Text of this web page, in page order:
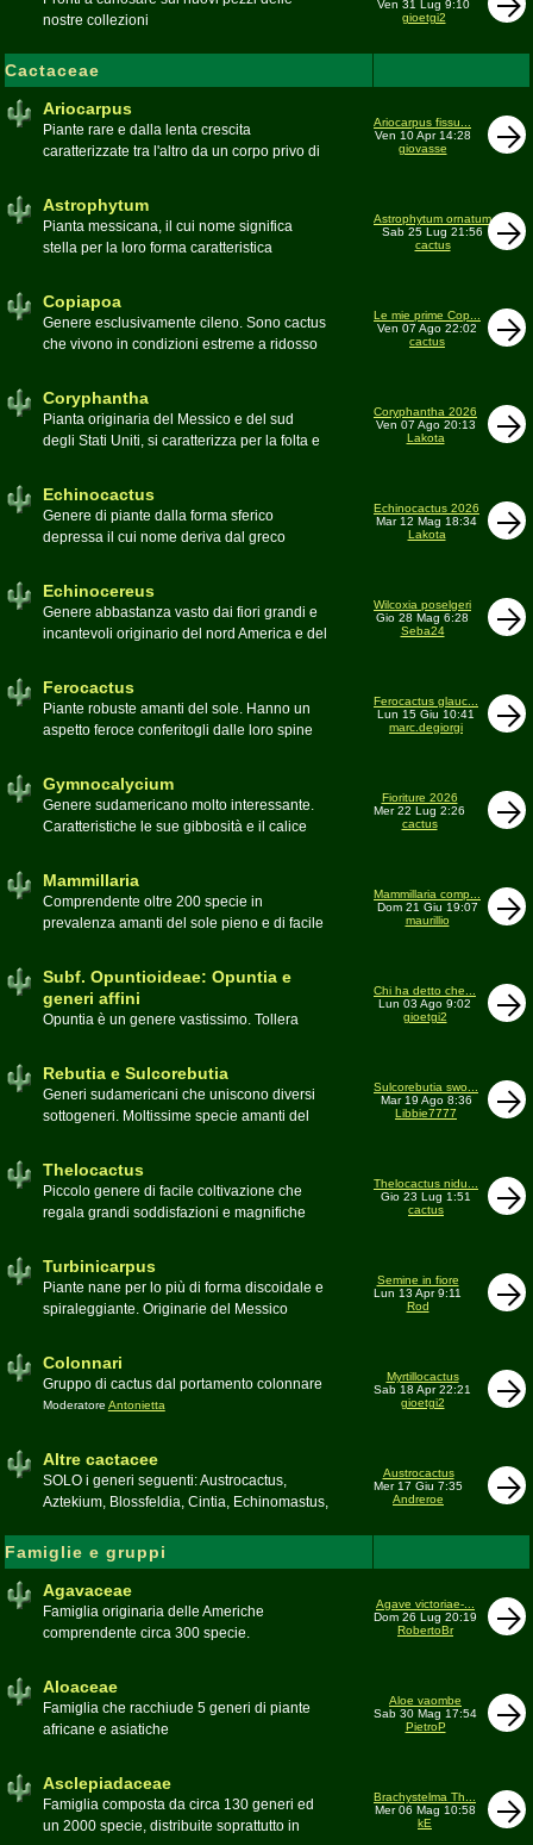
nostre collezioni
Ven 31 Lug 9:10
gioetgi2
Cactaceae
Ariocarpus
Piante rare e dalla lenta crescita
caratterizzate tra l'altro da un corpo privo di
alto rischio di scomparsa in habitat. Amanti
di terricci calcarei e ben drenati
Moderatore
Ariocarpus fissu...
Ven 10 Apr 14:28
giovasse
Astrophytum
Pianta messicana, il cui nome significa
stella per la loro forma caratteristica
Astrophytum ornatum
Sab 25 Lug 21:56
cactus
Copiapoa
Genere esclusivamente cileno. Sono cactus
che vivono in condizioni estreme a ridosso
ModeratoreLuca
Le mie prime Cop...
Ven 07 Ago 22:02
cactus
Coryphantha
Pianta originaria del Messico e del sud
degli Stati Uniti, si caratterizza per la folta e
ànthos (fiore) per via dei suoi fiori che
spuntano sulla cima della pianta
Moderatore
Coryphantha 2026
Ven 07 Ago 20:13
Lakota
Echinocactus
Genere di piante dalla forma sferico
depressa il cui nome deriva dal greco
denominati cactus barile per il loro notevole
pessimo
Echinocactus 2026
Mar 12 Mag 18:34
Lakota
Echinocereus
Genere abbastanza vasto dai fiori grandi e
incantevoli originario del nord America e del
Wilcoxia poselgeri
Gio 28 Mag 6:28
Seba24
Ferocactus
Piante robuste amanti del sole. Hanno un
aspetto feroce conferitogli dalle loro spine
Ferocactus glauc...
Lun 15 Giu 10:41
marc.degiorgi
Gymnocalycium
Genere sudamericano molto interessante.
Caratteristiche le sue gibbosità e il calice
Fioriture 2026
Mer 22 Lug 2:26
cactus
Mammillaria
Comprendente oltre 200 specie in
prevalenza amanti del sole pieno e di facile
Mammillaria comp...
Dom 21 Giu 19:07
maurillio
Subf. Opuntioideae: Opuntia e
generi affini
Opuntia è un genere vastissimo. Tollera
Canada. Caratteristiche le temute spine
carnosi spesso commestibili
Chi ha detto che...
Lun 03 Ago 9:02
gioetgi2
Rebutia e Sulcorebutia
Generi sudamericani che uniscono diversi
sottogeneri. Moltissime specie amanti del
Sulcorebutia swo...
Mar 19 Ago 8:36
Libbie7777
Thelocactus
Piccolo genere di facile coltivazione che
regala grandi soddisfazioni e magnifiche
Thelocactus nidu...
Gio 23 Lug 1:51
cactus
Turbinicarpus
Piante nane per lo più di forma discoidale e
spiraleggiante. Originarie del Messico
Semine in fiore
Lun 13 Apr 9:11
Rod
Colonnari
Gruppo di cactus dal portamento colonnare
Moderatore Antonietta
Myrtillocactus
Sab 18 Apr 22:21
gioetgi2
Altre cactacee
SOLO i generi seguenti: Austrocactus,
Aztekium, Blossfeldia, Cintia, Echinomastus,
Geohintonia, Obregonia, Oroya,
Ortegocactus, Pediocactus, Pelecyphora,
Pereskia, Sclerocactus, Strombocactus ,
Toumeya, Uebelmannia, Yavia. Sottotribù:
Hylocereinae (Aporocactus, Epiphyllum,
Austrocactus
Mer 17 Giu 7:35
Andreroe
Famiglie e gruppi
Agavaceae
Famiglia originaria delle Americhe
comprendente circa 300 specie.
generi:Agave, Beschorneria, Furcraea,
Hesperaloë, Littaea, Manfreda, Polianthes,
Agave victoriae-...
Dom 26 Lug 20:19
RobertoBr
Aloaceae
Famiglia che racchiude 5 generi di piante
africane e asiatiche
Aloe vaombe
Sab 30 Mag 17:54
PietroP
Asclepiadaceae
Famiglia composta da circa 130 generi ed
un 2000 specie, distribuite soprattutto in
Brachystelma Th...
Mer 06 Mag 10:58
kE